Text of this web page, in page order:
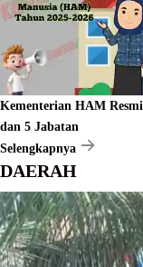
Kementerian HAM
dan 5 Jabatan
Selengkapnya
DAERAH